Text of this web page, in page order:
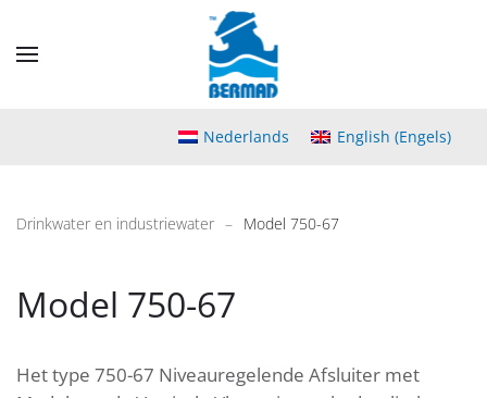
Nederlands English (Engels)
Drinkwater en industriewater Model 750-67
Model 750-67
Het type 750-67 Niveauregelende Afsluiter met